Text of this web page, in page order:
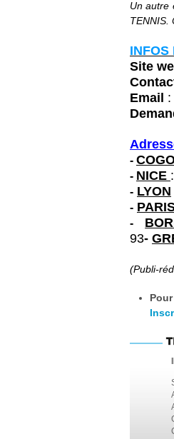
Un autre
TENNIS.
INFOS
Site
Email
-
- NICE
- LYON
-
-
93-
(Publi-